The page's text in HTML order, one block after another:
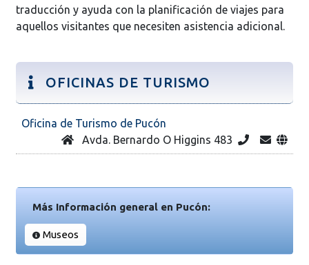
traducción y ayuda con la planificación de viajes para
aquellos visitantes que necesiten asistencia adicional.
OFICINAS DE TURISMO
Oficina de Turismo de Pucón
Avda. Bernardo O Higgins 483
Más Información general en Pucón:
Museos